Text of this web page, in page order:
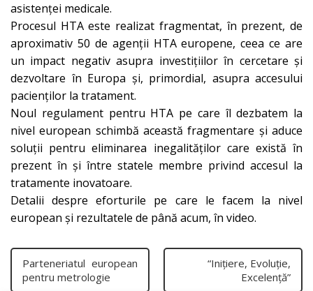
asistenței medicale.
Procesul HTA este realizat fragmentat, în prezent, de
aproximativ 50 de agenții HTA europene, ceea ce are
un impact negativ asupra investițiilor în cercetare și
dezvoltare în Europa și, primordial, asupra accesului
pacienților la tratament.
Noul regulament pentru HTA pe care îl dezbatem la
nivel european schimbă această fragmentare și aduce
soluții pentru eliminarea inegalităților care există în
prezent în și între statele membre privind accesul la
tratamente inovatoare.
Detalii despre eforturile pe care le facem la nivel
european și rezultatele de până acum, în video.
Parteneriatul european
pentru metrologie
“Inițiere, Evoluție,
Excelență”